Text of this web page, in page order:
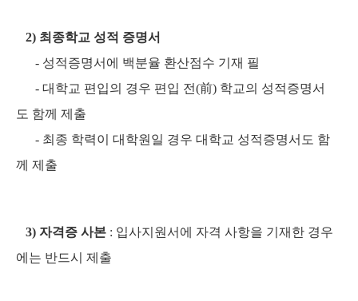
2) 최종학교 성적 증명서
- 성적증명서에 백분율 환산점수 기재 필
- 대학교 편입의 경우 편입 전(前) 학교의 성적증명서
도 함께 제출
- 최종 학력이 대학원일 경우 대학교 성적증명서도 함
께 제출
3) 자격증 사본 : 입사지원서에 자격 사항을 기재한 경우
에는 반드시 제출